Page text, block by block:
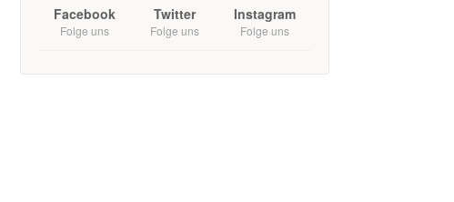
Facebook
Folge uns
Twitter
Folge uns
Instagram
Folge uns